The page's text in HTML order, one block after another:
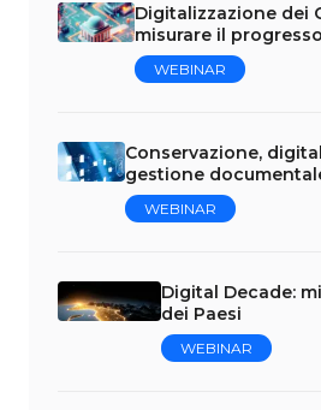
Digitalizzazione dei
misurare il progresso
WEBINAR
Conservazione,
gestione
WEBINAR
Digital Decade:
dei Paesi
WEBINAR